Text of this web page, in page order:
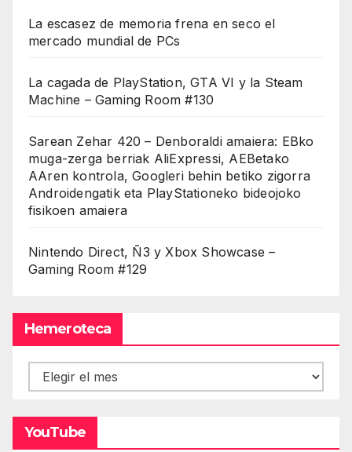
La escasez de memoria frena en seco el
mercado mundial de PCs
La cagada de PlayStation, GTA VI y la Steam
Machine – Gaming Room #130
Sarean Zehar 420 – Denboraldi amaiera: EBko
muga-zerga berriak AliExpressi, AEBetako
AAren kontrola, Googleri behin betiko zigorra
Androidengatik eta PlayStationeko bideojoko
fisikoen amaiera
Nintendo Direct, Ñ3 y Xbox Showcase –
Gaming Room #129
Hemeroteca
Hemeroteca
YouTube